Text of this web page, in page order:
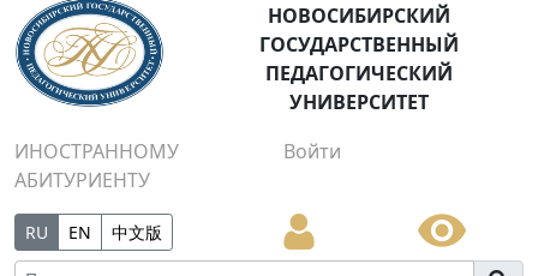
НОВОСИБИРСКИЙ
ГОСУДАРСТВЕННЫЙ
ПЕДАГОГИЧЕСКИЙ
УНИВЕРСИТЕТ
ИНОСТРАННОМУ
АБИТУРИЕНТУ
Войти
RU EN 中文版